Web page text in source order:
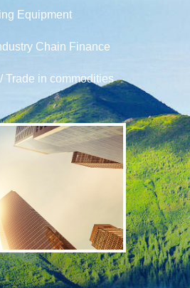
Equipment
Chain Finance
/ Trade in commodities